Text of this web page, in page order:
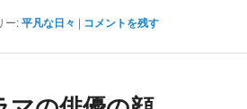
ー:平凡な日々 | コメントを残す